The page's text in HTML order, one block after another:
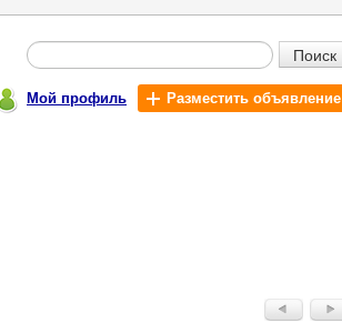
Поиск
Мой профиль Разместить объявление